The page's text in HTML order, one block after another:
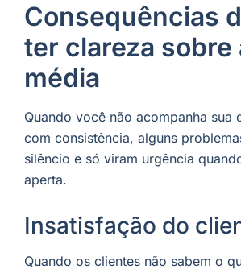
Consequências
ter clareza sobre
média
Quando você não acompanha sua
com consistência, alguns
silêncio e só viram urgência
aperta.
Insatisfação do
Quando os clientes não sabem o